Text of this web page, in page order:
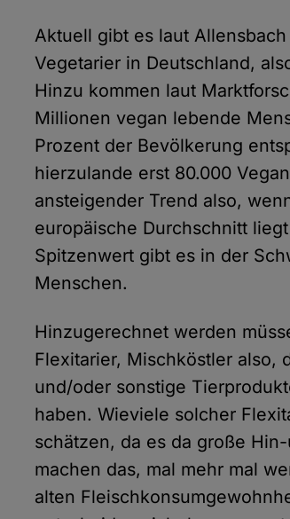
Aktuell gibt es laut
Vegetarier in Deutschland,
Hinzu kommen laut
Millionen vegan lebende
Prozent der Bevölkerung
hierzulande erst 80.000
ansteigender Trend also,
europäische Durchschnitt
Spitzenwert gibt es in der
Menschen.
Hinzugerechnet werden
Flexitarier, Mischköstler also,
und/oder sonstige
haben. Wieviele solcher
schätzen, da es da große
machen das, mal mehr mal
alten